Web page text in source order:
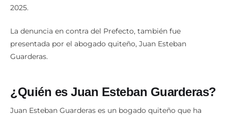
2025.
La denuncia en contra del Prefecto, también fue
presentada por el abogado quiteño, Juan Esteban
Guarderas.
¿Quién es Juan Esteban Guarderas?
Juan Esteban Guarderas es un bogado quiteño que ha